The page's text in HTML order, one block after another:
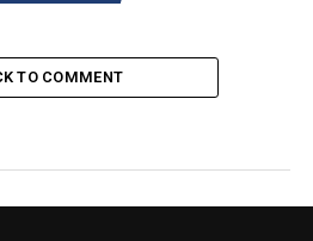
TO COMMENT